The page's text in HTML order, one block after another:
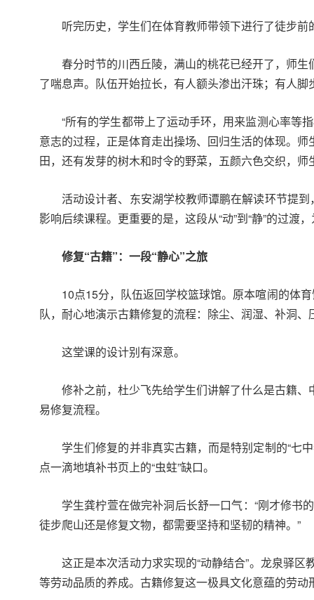
听完历史，学生们在体育教师带领下进行了徒步
春分时节的川西丘陵，满山的桃花已经开了，师
了喘息声。队伍开始拉长，有人额头渗出汗珠；有人
“所有的学生都带上了运动手环，用来监测心率等
意志的过程，正是体育走出操场、回归生活的体现。
田，还有发芽的树木和时令的野菜，五颜六色交织，
活动设计者、东安湖学校教师谭鹏在解读环节提
影响后续课程。更重要的是，这段从“动”到“静”的过渡
修复“古籍”：一段“静心”之旅
10点15分，队伍返回学校篮球馆。原本喧闹的体
队，耐心地演示古籍修复的流程：除尘、润湿、补洞
这堂课的设计别有深意。
修补之前，杜少飞先给学生们讲解了什么是古籍
易修复流程。
学生们修复的并非真实古籍，而是特别定制的“七
点一滴地填补书页上的“虫蛀”缺口。
学生龚柠萱在做完补洞后长舒一口气：“刚才修
徒步爬山还是修复文物，都需要坚持和坚韧的精神。”
这正是本次活动力求实现的“动静结合”。龙泉驿
等劳动品质的养成。古籍修复这一极具文化意蕴的劳